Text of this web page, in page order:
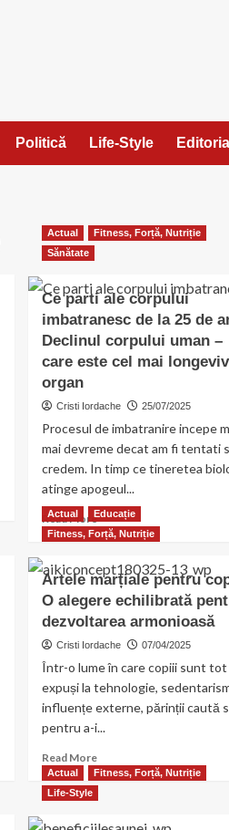
Politică Life-Style Editorial
Actual
Fitness, Forță, Nutriție
Sănătate
Ce parti ale corpului
imbatranesc de la 25 de
Declinul corpului uman –
care este cel mai longeviv
organ
Cristi Iordache 25/07/2025
Procesul de imbatranire incepe
mai devreme decat am fi tentati
credem. In timp ce tineretea
atinge apogeul...
Read MoreRead
more
Ce
parti
ale
corpului
imbatranesc
la
25
de
ani.
corpului
uman
Actual
Educație
Fitness, Forță, Nutriție
Artele marțiale pentru
O alegere echilibrată
dezvoltarea armonioasă
Cristi Iordache 07/04/2025
Într-o lume în care copiii sunt tot
expuși la tehnologie,
influențe externe, părinții caută
pentru a-i...
Read MoreRead
more
about
marțiale
Actual
Fitness, Forță, Nutriție
Life-Style